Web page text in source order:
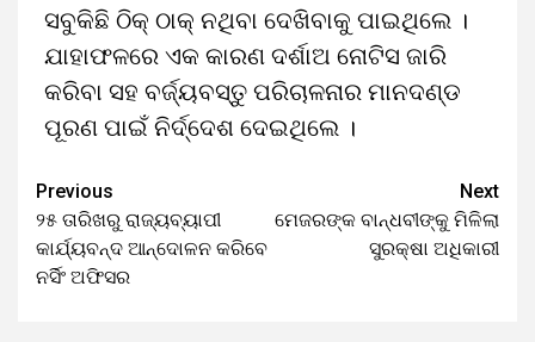
ସବୁକିଛି ଠିକ୍ ଠାକ୍ ନଥିବା ଦେଖିବାକୁ ପାଇଥିଲେ ।
ଯାହାଫଳରେ ଏକ କାରଣ ଦର୍ଶାଅ ନୋଟିସ ଜାରି
କରିବା ସହ ବର୍ଜ୍ୟବସ୍ତୁ ପରିଚାଳନାର ମାନଦଣ୍ଡ
ପୂରଣ ପାଇଁ ନିର୍ଦ୍ଦେଶ ଦେଇଥିଲେ ।
Previous
୨୫ ତାରିଖରୁ ରାଜ୍ୟବ୍ୟାପୀ
କାର୍ଯ୍ୟବନ୍ଦ ଆନ୍ଦୋଳନ କରିବେ
ନର୍ସିଂ ଅଫିସର
Next
ମେଜରଙ୍କ ବାନ୍ଧବୀଙ୍କୁ ମିଳିଲା
ସୁରକ୍ଷା ଅଧିକାରୀ